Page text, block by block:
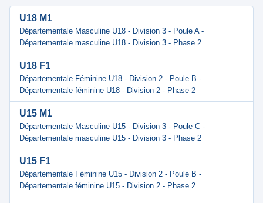
U18 M1
Départementale Masculine U18 - Division 3 - Poule A -
Départementale masculine U18 - Division 3 - Phase 2
U18 F1
Départementale Féminine U18 - Division 2 - Poule B -
Départementale féminine U18 - Division 2 - Phase 2
U15 M1
Départementale Masculine U15 - Division 3 - Poule C -
Départementale masculine U15 - Division 3 - Phase 2
U15 F1
Départementale Féminine U15 - Division 2 - Poule B -
Départementale féminine U15 - Division 2 - Phase 2